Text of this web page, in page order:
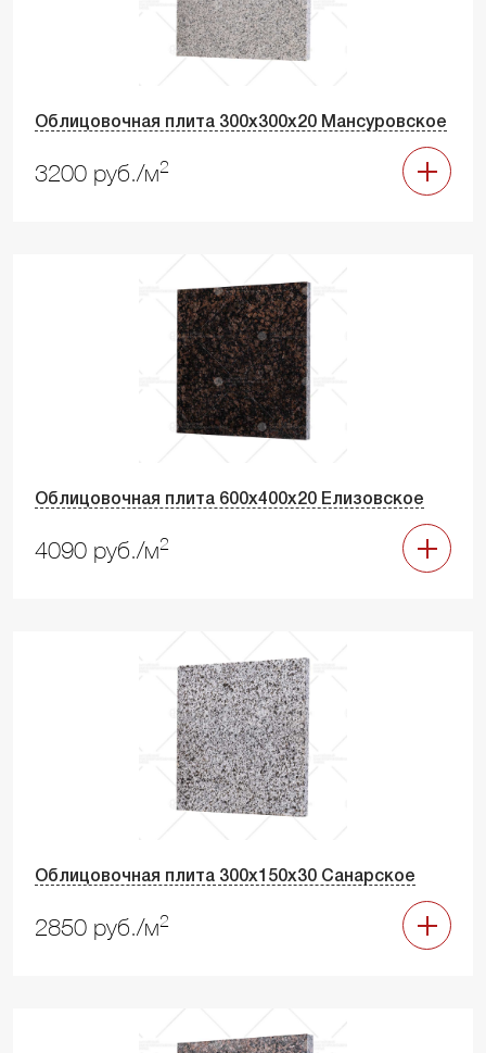
Облицовочная плита 300х300х20 Мансуровское
3200 руб./м2
Облицовочная плита 600х400х20 Елизовское
4090 руб./м2
Облицовочная плита 300х150х30 Санарское
2850 руб./м2